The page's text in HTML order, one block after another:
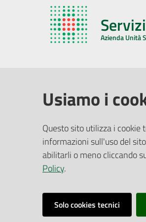
Azienda Unità
Via De Gasperi, 8 - 48121
CF/P.IVA:02483810392
PEC:
Usiamo i
Questo sito utilizza i
informazioni sull'uso del
abilitarli o meno cliccando
Policy.
Solo cookies tecnici